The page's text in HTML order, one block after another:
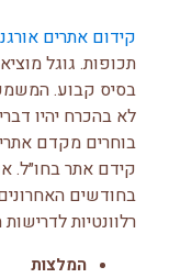
קידום אתרים
תכופות. גוגל
בסיס קבוע.
לא בהכרח יהיו
בוחרים מקדם
קידם אתר בחו״ל.
בחודשים
רלוונטיות
המלצות